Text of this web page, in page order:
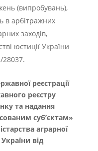
(випробувань),
в арбітражних
заходів,
юстиції України
28037.
реєстрації
реєстру
та надання
суб’єктам»
аграрної
від